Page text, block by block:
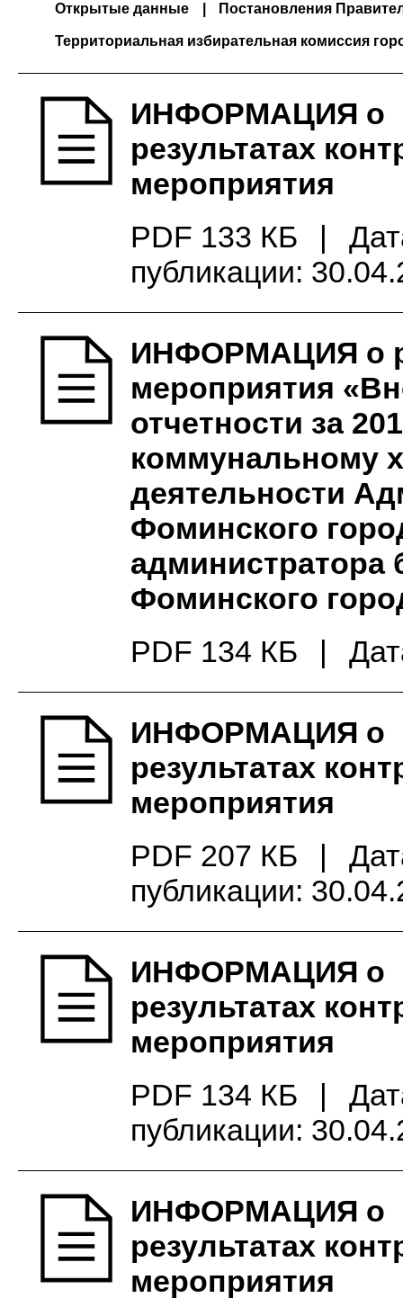
Открытые данные Постановления
Территориальная избирательная комиссия
ИНФОРМАЦИЯ о
результатах
мероприятия
PDF 133 КБ
|
публикации:
ИНФОРМАЦИЯ о
мероприятия
отчетности за
коммунальному
деятельности
Фоминского
Фоминского
PDF 134 КБ
|
ИНФОРМАЦИЯ о
результатах
мероприятия
PDF 207 КБ
|
публикации:
ИНФОРМАЦИЯ о
результатах
мероприятия
PDF 134 КБ
|
публикации:
ИНФОРМАЦИЯ о
результатах
мероприятия